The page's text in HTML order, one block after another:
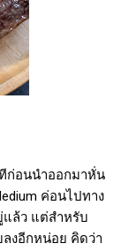
ก่อนนำออกมาหั่น
ค่อนไปทาง
แล้ว แต่สำหรับ
ลงอีกหน่อย คิดว่า